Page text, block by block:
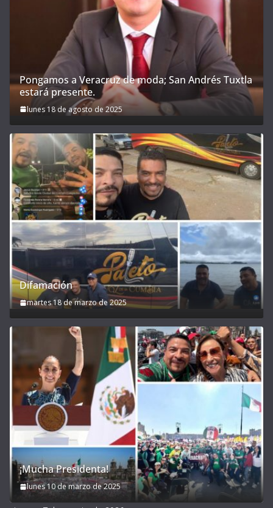
Pongamos a Veracruz de moda; San Andrés Tuxtla
estará presente.
lunes 18 de agosto de 2025
Difamación
martes 18 de marzo de 2025
¡Mucha Presidenta!
lunes 10 de marzo de 2025